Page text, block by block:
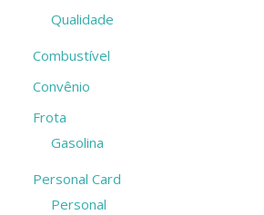
Qualidade
Combustível
Convênio
Frota
Gasolina
Personal Card
Personal